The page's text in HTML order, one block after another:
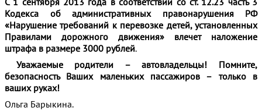
Кодекса об административных правонарушения РФ
«Нарушение требований к перевозке детей, установленных
Правилами дорожного движения» влечет наложение
штрафа в размере 3000 рублей.
Уважаемые родители – автовладельцы! Помните,
безопасность Ваших маленьких пассажиров – только в
ваших руках!
Ольга Барыкина.